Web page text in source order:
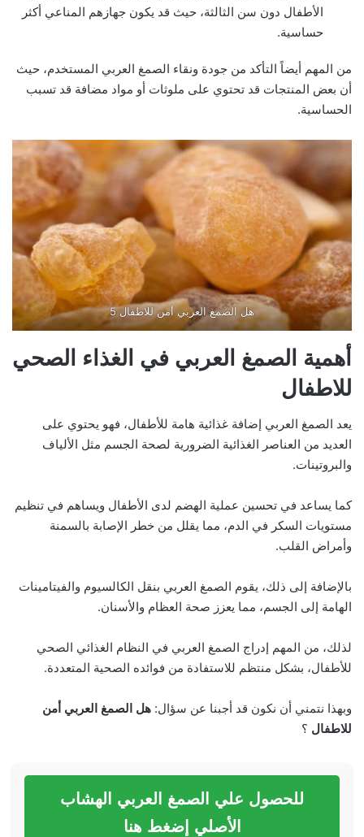
الأطفال دون سن الثالثة، حيث قد يكون جهازهم المناعي أكثر
حساسية.
من المهم أيضاً التأكد من جودة ونقاء الصمغ العربي المستخدم، حيث
أن بعض المنتجات قد تحتوي على ملوثات أو مواد مضافة قد تسبب
الحساسية.
هل الصمغ العربي أمن للاطفال 5
أهمية الصمغ العربي في الغذاء الصحي
للاطفال
يعد الصمغ العربي إضافة غذائية هامة للأطفال، فهو يحتوي على
العديد من العناصر الغذائية الضرورية لصحة الجسم مثل الألياف
والبروتينات.
كما يساعد في تحسين عملية الهضم لدى الأطفال ويساهم في تنظيم
مستويات السكر في الدم، مما يقلل من خطر الإصابة بالسمنة
وأمراض القلب.
بالإضافة إلى ذلك، يقوم الصمغ العربي بنقل الكالسيوم والفيتامينات
الهامة إلى الجسم، مما يعزز صحة العظام والأسنان.
لذلك، من المهم إدراج الصمغ العربي في النظام الغذائي الصحي
للأطفال، بشكل منتظم للاستفادة من فوائده الصحية المتعددة.
وبهذا نتمني أن نكون قد أجبنا عن سؤال: هل الصمغ العربي أمن
للاطفال ؟
للحصول علي الصمغ العربي الهشاب
الأصلي إضغط هنا